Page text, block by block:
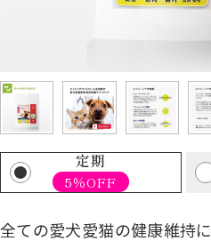
定期
5％OFF
全ての愛犬愛猫の健康維持に